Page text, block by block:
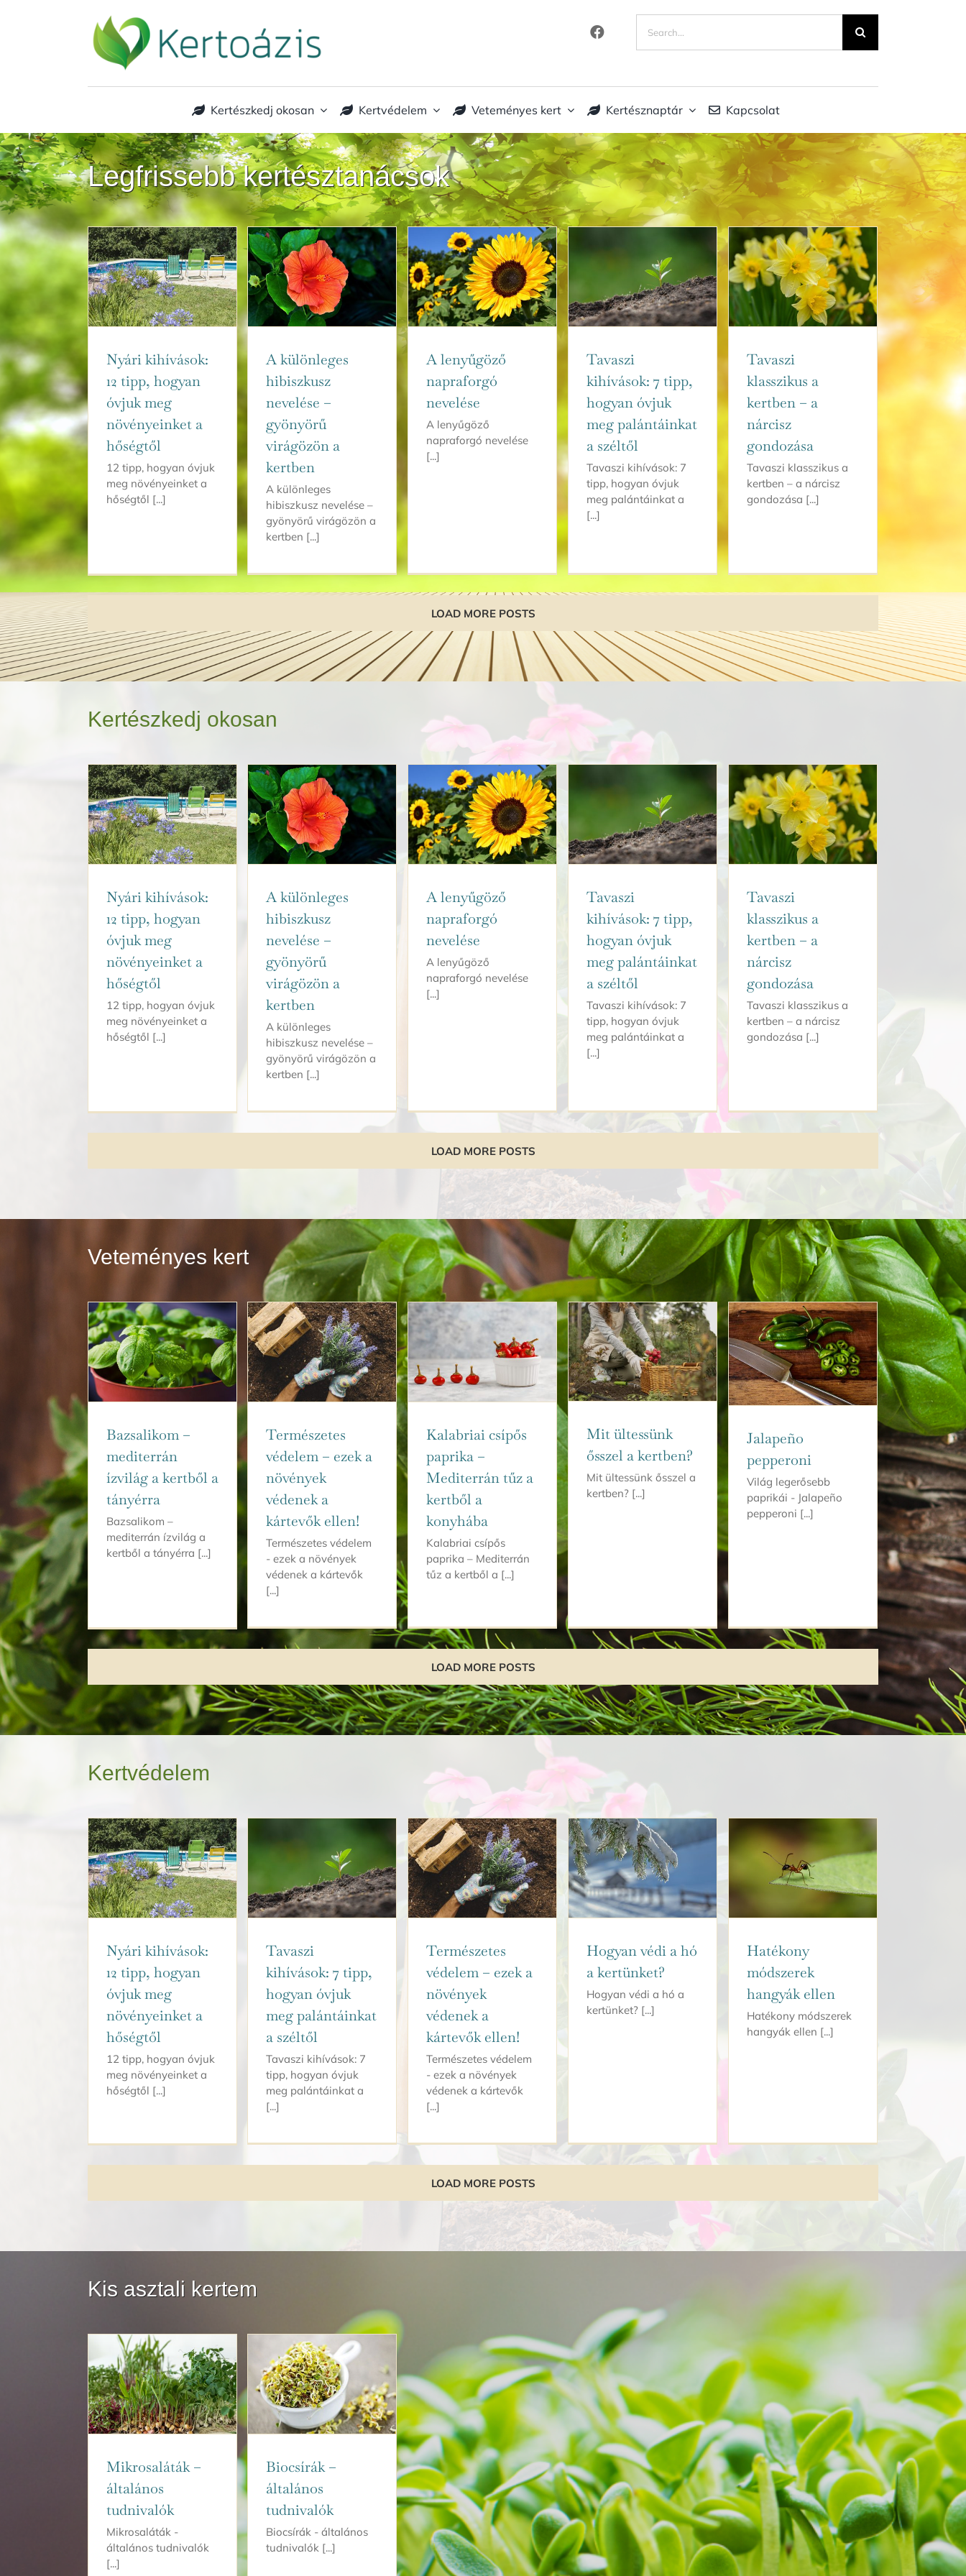
Kertészkedj okosan Kertvédelem Veteményes kert Kertésznaptár Kapcsolat
Legfrissebb kertésztanácsok
Nyári kihívások:
12 tipp, hogyan
óvjuk meg
növényeinket a
hőségtől
12 tipp, hogyan óvjuk
meg növényeinket a
hőségtől [...]
A különleges
hibiszkusz
nevelése –
gyönyörű
virágözön a
kertben
A különleges
hibiszkusz nevelése –
gyönyörű virágözön a
kertben [...]
A lenyűgöző
napraforgó
nevelése
A lenyűgöző
napraforgó nevelése
[...]
Tavaszi
kihívások: 7 tipp,
hogyan óvjuk
meg palántáinkat
a széltől
Tavaszi kihívások: 7
tipp, hogyan óvjuk
meg palántáinkat a
[...]
Tavaszi
klasszikus a
kertben – a
nárcisz
gondozása
Tavaszi klasszikus a
kertben – a nárcisz
gondozása [...]
LOAD MORE POSTS
Kertészkedj okosan
Nyári kihívások:
12 tipp, hogyan
óvjuk meg
növényeinket a
hőségtől
12 tipp, hogyan óvjuk
meg növényeinket a
hőségtől [...]
A különleges
hibiszkusz
nevelése –
gyönyörű
virágözön a
kertben
A különleges
hibiszkusz nevelése –
gyönyörű virágözön a
kertben [...]
A lenyűgöző
napraforgó
nevelése
A lenyűgöző
napraforgó nevelése
[...]
Tavaszi
kihívások: 7 tipp,
hogyan óvjuk
meg palántáinkat
a széltől
Tavaszi kihívások: 7
tipp, hogyan óvjuk
meg palántáinkat a
[...]
Tavaszi
klasszikus a
kertben – a
nárcisz
gondozása
Tavaszi klasszikus a
kertben – a nárcisz
gondozása [...]
LOAD MORE POSTS
Veteményes kert
Bazsalikom –
mediterrán
ízvilág a kertből a
tányérra
Bazsalikom –
mediterrán ízvilág a
kertből a tányérra [...]
Természetes
védelem – ezek a
növények
védenek a
kártevők ellen!
Természetes védelem
- ezek a növények
védenek a kártevők
[...]
Kalabriai csípős
paprika –
Mediterrán tűz a
kertből a
konyhába
Kalabriai csípős
paprika – Mediterrán
tűz a kertből a [...]
Mit ültessünk
ősszel a kertben?
Mit ültessünk ősszel a
kertben? [...]
Jalapeño
pepperoni
Világ legerősebb
paprikái - Jalapeño
pepperoni [...]
LOAD MORE POSTS
Kertvédelem
Nyári kihívások:
12 tipp, hogyan
óvjuk meg
növényeinket a
hőségtől
12 tipp, hogyan óvjuk
meg növényeinket a
hőségtől [...]
Tavaszi
kihívások: 7 tipp,
hogyan óvjuk
meg palántáinkat
a széltől
Tavaszi kihívások: 7
tipp, hogyan óvjuk
meg palántáinkat a
[...]
Természetes
védelem – ezek a
növények
védenek a
kártevők ellen!
Természetes védelem
- ezek a növények
védenek a kártevők
[...]
Hogyan védi a hó
a kertünket?
Hogyan védi a hó a
kertünket? [...]
Hatékony
módszerek
hangyák ellen
Hatékony módszerek
hangyák ellen [...]
LOAD MORE POSTS
Kis asztali kertem
Mikrosaláták –
általános
tudnivalók
Mikrosaláták -
általános tudnivalók
[...]
Biocsírák –
általános
tudnivalók
Biocsírák - általános
tudnivalók [...]